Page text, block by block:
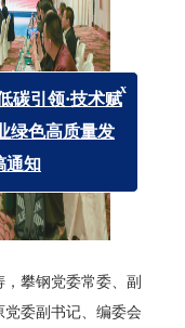
攀钢党委常委、副
委副书记、编委会
“低碳引领·技术赋
业绿色高质量发